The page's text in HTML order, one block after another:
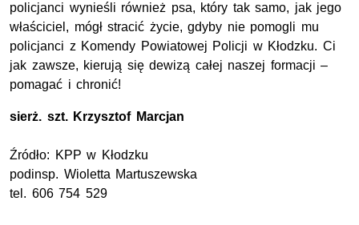
policjanci wynieśli również psa, który tak samo, jak jego
właściciel, mógł stracić życie, gdyby nie pomogli mu
policjanci z Komendy Powiatowej Policji w Kłodzku. Ci
jak zawsze, kierują się dewizą całej naszej formacji –
pomagać i chronić!
sierż. szt.Krzysztof Marcjan
Źródło: KPP w Kłodzku
podinsp. Wioletta Martuszewska
tel. 606 754 529